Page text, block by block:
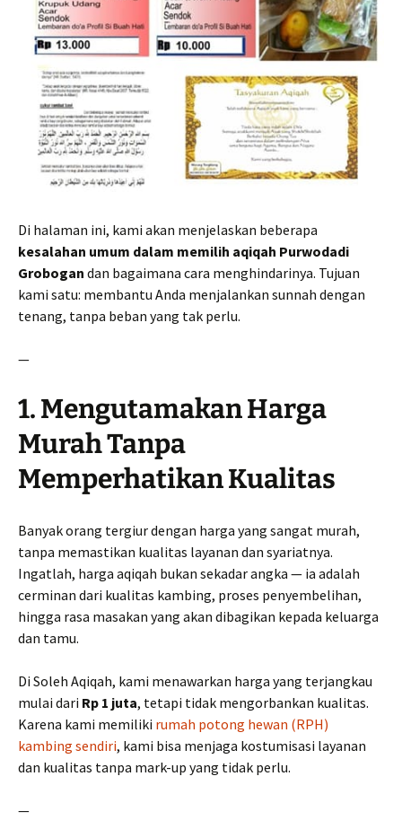
Di halaman ini, kami akan menjelaskan beberapa
kesalahan umum dalam memilih aqiqah Purwodadi
Grobogan dan bagaimana cara menghindarinya. Tujuan
kami satu: membantu Anda menjalankan sunnah dengan
tenang, tanpa beban yang tak perlu.
—
1. Mengutamakan Harga
Murah Tanpa
Memperhatikan Kualitas
Banyak orang tergiur dengan harga yang sangat murah,
tanpa memastikan kualitas layanan dan syariatnya.
Ingatlah, harga aqiqah bukan sekadar angka — ia adalah
cerminan dari kualitas kambing, proses penyembelihan,
hingga rasa masakan yang akan dibagikan kepada keluarga
dan tamu.
Di Soleh Aqiqah, kami menawarkan harga yang terjangkau
mulai dari Rp 1 juta, tetapi tidak mengorbankan kualitas.
Karena kami memiliki rumah potong hewan (RPH)
kambing sendiri, kami bisa menjaga kostumisasi layanan
dan kualitas tanpa mark-up yang tidak perlu.
—